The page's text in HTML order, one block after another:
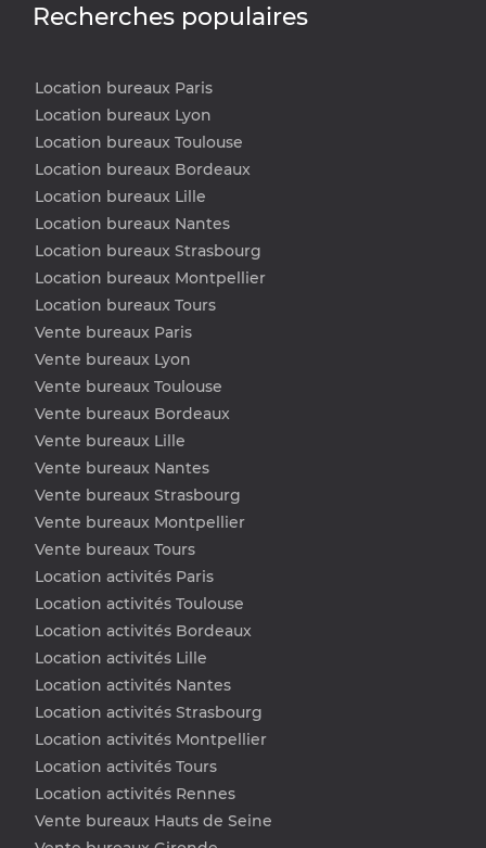
Recherches populaires
Location bureaux Paris
Location bureaux Lyon
Location bureaux Toulouse
Location bureaux Bordeaux
Location bureaux Lille
Location bureaux Nantes
Location bureaux Strasbourg
Location bureaux Montpellier
Location bureaux Tours
Vente bureaux Paris
Vente bureaux Lyon
Vente bureaux Toulouse
Vente bureaux Bordeaux
Vente bureaux Lille
Vente bureaux Nantes
Vente bureaux Strasbourg
Vente bureaux Montpellier
Vente bureaux Tours
Location activités Paris
Location activités Toulouse
Location activités Bordeaux
Location activités Lille
Location activités Nantes
Location activités Strasbourg
Location activités Montpellier
Location activités Tours
Location activités Rennes
Vente bureaux Hauts de Seine